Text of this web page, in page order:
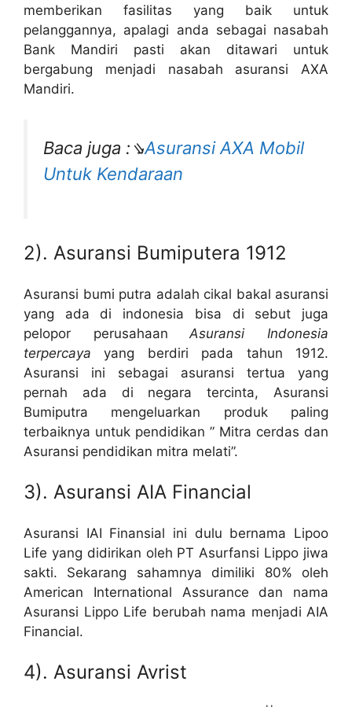
memberikan fasilitas yang baik untuk
pelanggannya, apalagi anda sebagai nasabah
Bank Mandiri pasti akan ditawari untuk
bergabung menjadi nasabah asuransi AXA
Mandiri.
Baca juga :⇘Asuransi AXA Mobil
Untuk Kendaraan
2). Asuransi Bumiputera 1912
Asuransi bumi putra adalah cikal bakal asuransi
yang ada di indonesia bisa di sebut juga
pelopor perusahaan
Asuransi Indonesia
terpercaya yang berdiri pada tahun 1912.
Asuransi ini sebagai asuransi tertua yang
pernah ada di negara tercinta, Asuransi
Bumiputra mengeluarkan produk paling
terbaiknya untuk pendidikan ” Mitra cerdas dan
Asuransi pendidikan mitra melati”.
3). Asuransi AIA Financial
Asuransi IAI Finansial ini dulu bernama Lipoo
Life yang didirikan oleh PT Asurfansi Lippo jiwa
sakti. Sekarang sahamnya dimiliki 80% oleh
American International Assurance dan nama
Asuransi Lippo Life berubah nama menjadi AIA
Financial.
4). Asuransi Avrist